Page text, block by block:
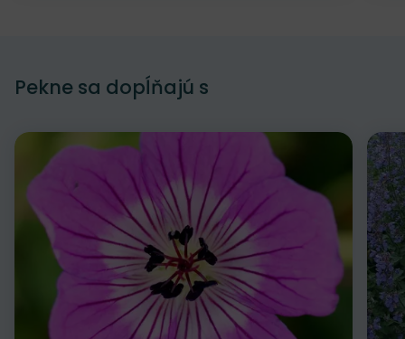
Pekne sa dopĺňajú s